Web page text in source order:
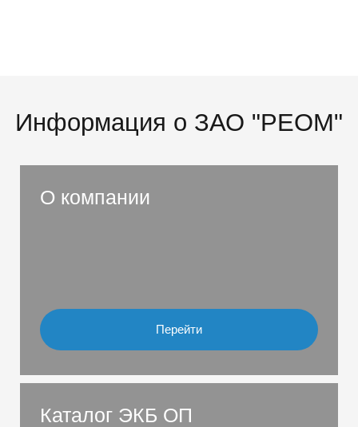
Информация о ЗАО "РЕОМ"
О компании
Перейти
Каталог ЭКБ ОП